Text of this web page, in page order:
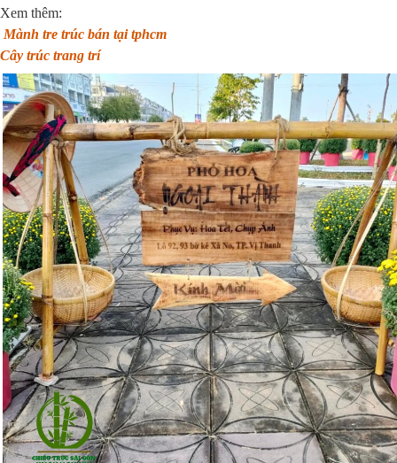
Xem thêm:
Mành tre trúc bán tại tphcm
Cây trúc trang trí